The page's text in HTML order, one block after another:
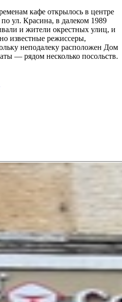
кафе открылось в центре
ул. Красина, в далеком 1989
и жители окрестных улиц, и
известные режиссеры,
неподалеку расположен Дом
— рядом несколько посольств.